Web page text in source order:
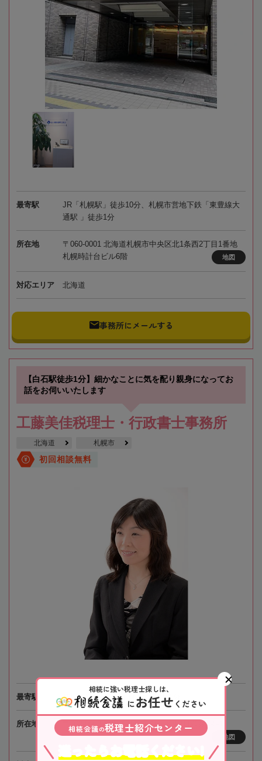
最寄駅
JR「札幌駅」徒歩10分、札幌市営地下鉄「東豊線大
通駅 」徒歩1分
所在地
〒060-0001 北海道札幌市中央区北1条西2丁目1番地
札幌時計台ビル6階
地図
対応エリア 北海道
事務所にメールする
【白石駅徒歩1分】細かなことに気を配り親身になってお
話をお伺いいたします
工藤美佳税理士・行政書士事務所
北海道 札幌市
初回相談無料
最寄駅 札幌市営地下鉄「白石駅」徒歩1分
所在地 〒003-0002 北海道札幌市白石区東札幌2条6-5-1
地図
相続に強い税理士探しは、
にお任せ ください
相続会議の税理士紹介センター